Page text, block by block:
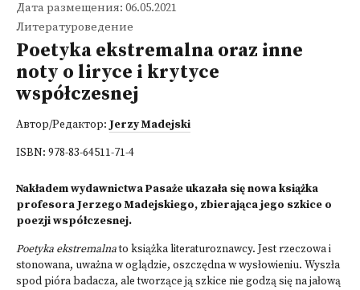
Дата размещения: 06.05.2021
Литературоведение
Poetyka ekstremalna oraz inne
noty o liryce i krytyce
współczesnej
Автор/Редактор: Jerzy Madejski
ISBN: 978-83-64511-71-4
Nakładem wydawnictwa Pasaże ukazała się nowa książka
profesora Jerzego Madejskiego, zbierająca jego szkice o
poezji współczesnej.
Poetyka ekstremalnato książka literaturoznawcy. Jest rzeczowa i
stonowana, uważna w oglądzie, oszczędna w wysłowieniu. Wyszła
spod pióra badacza, ale tworzące ją szkice nie godzą się na jałową